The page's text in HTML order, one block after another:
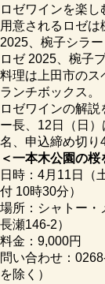
ロゼワインを楽し
用意されるロゼ
2025、椀子シラ
ロゼ 2025、椀子
料理は上田市のス
ランチボックス。
ロゼワインの解
ー長、12日（日
名、申込締め切り
＜一本木公園の
日時：4月11日（
付 10時30分）
場所：シャトー
長瀬146-2）
料金：9,000円
問い合わせ：
を除く）